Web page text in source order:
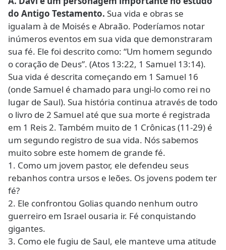
do Antigo Testamento. Sua vida e obras se
igualam à de Moisés e Abraão. Poderíamos notar
inúmeros eventos em sua vida que demonstraram
sua fé. Ele foi descrito como: “Um homem segundo
o coração de Deus”. (Atos 13:22, 1 Samuel 13:14).
Sua vida é descrita começando em 1 Samuel 16
(onde Samuel é chamado para ungi-lo como rei no
lugar de Saul). Sua história continua através de todo
o livro de 2 Samuel até que sua morte é registrada
em 1 Reis 2. Também muito de 1 Crônicas (11-29) é
um segundo registro de sua vida. Nós sabemos
muito sobre este homem de grande fé.
1. Como um jovem pastor, ele defendeu seus
rebanhos contra ursos e leões. Os jovens podem ter
fé?
2. Ele confrontou Golias quando nenhum outro
guerreiro em Israel ousaria ir. Fé conquistando
gigantes.
3. Como ele fugiu de Saul, ele manteve uma atitude